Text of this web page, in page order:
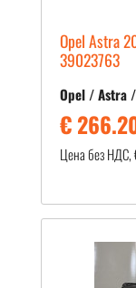
Opel Astra
39023763
Opel / Astra
€
Цена без